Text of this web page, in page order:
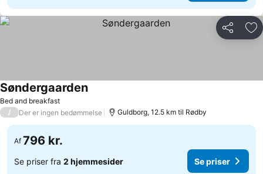
Del
Bed and breakfast
Søndergaarden
/ Der er ingen bedømmelse Guldborg, 12.5 km til Rødby
Af 796 kr.
Se priser fra 2 hjemmesider Se priser